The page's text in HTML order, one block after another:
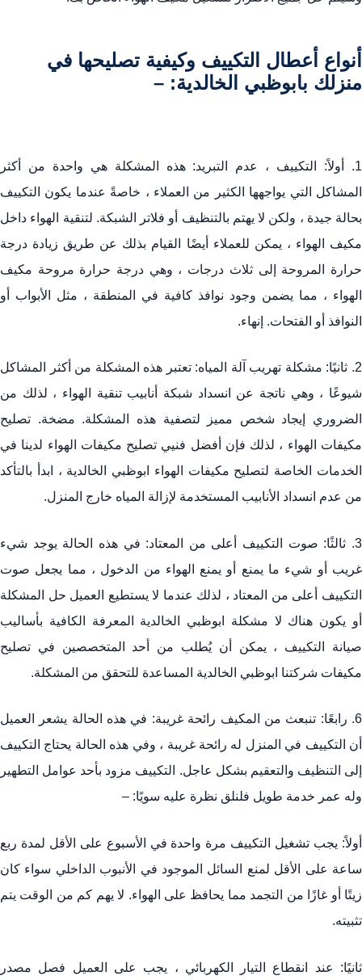
أنواع أعطال التكييف وكيفية تصليحها في
منزلك بابوظبي الخالدية: –
1. أولاً: التكييف ، عدم التبريد: هذه المشكلة هي واحدة من أكثر
المشاكل التي يواجهها الكثير من العملاء ، خاصةً عندما يكون التكييف
بحالة جيدة ، ولكن لا يهتم بالتنظيف أو فلاتر الشبكة. لتنقية الهواء داخل
مكيف الهواء ، يمكن للعملاء أيضًا القيام بذلك عن طريق زيادة درجة
حرارة المروحة إلى ثلاث درجات ، وهي درجة حرارة مروحة مكيف
الهواء ، مما يضمن وجود نوافذ كافية في المنطقة ، مثل الأبواب أو
النوافذ أو الفتحات. إنهاء.
2. ثانيًا: مشكلة تهريب آلة المياه: تعتبر هذه المشكلة من أكثر المشاكل
شيوعًا ، وهي ناتجة عن انسداد شبكة أنابيب تنقية الهواء ، لذلك من
الضروري إيجاد شخص مميز لتصفية هذه المشكلة. مضخة. تصليح
مكيفات الهواء ، لذلك فإن أفضل فنيي تصليح مكيفات الهواء لدينا في
الخدمات الخاصة لتصليح مكيفات الهواء ابوظبي الخالدية ، ابدأ بالتأكد
من عدم انسداد الأنابيب المستخدمة لإزالة المياه خارج المنزل.
3. ثالثًا: صوت التكييف أعلى من المعتاد: في هذه الحالة يوجد شيء
غريب أو شيء ما يمنع أو يمنع الهواء من الدخول ، مما يجعل صوت
التكييف أعلى من المعتاد ، لذلك عندما لا يستطيع العميل حل المشكلة
أو يكون هناك لا مشكلة ابوظبي الخالدية المعرفة الكافية بأساليب
صيانة التكييف ، يمكن أن يُطلب من أحد المتخصصين في تصليح
مكيفات شركتنا ابوظبي الخالدية المساعدة للتحقق من المشكلة.
6. رابعًا: تنبعث من المكيف رائحة غريبة: في هذه الحالة يشعر العميل
أن التكييف في المنزل له رائحة غريبة ، وفي هذه الحالة يحتاج التكييف
إلى التنظيف والتعقيم بشكل عاجل. التكييف مزود بأحد عوامل التطهير
وله عمر خدمة طويل فلنلق نظرة عليه سويًا: –
أولاً: يجب تشغيل التكييف مرة واحدة في الأسبوع على الأقل لمدة ربع
ساعة على الأقل لمنع السائل الموجود في الأنبوب الداخلي سواء كان
زيتًا أو غازًا من التجمد مما يحافظ على الهواء. لا يهم كم من الوقت يتم
تثبيته.
ثانيًا: عند انقطاع التيار الكهربائي ، يجب على العميل فصل مصدر